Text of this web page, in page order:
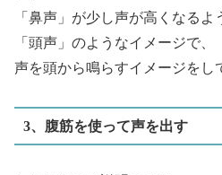
「鼻声」が少し声が高くなるよ
「頭声」のようなイメージで、
声を頭から鳴らすイメージをし
3、腹筋を使って声を出す